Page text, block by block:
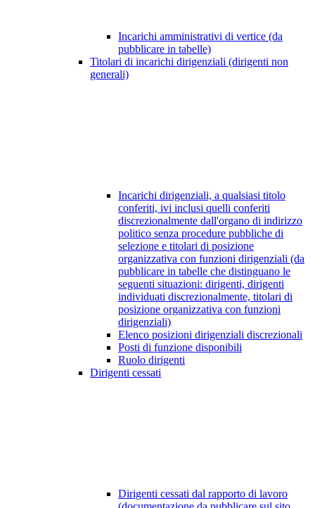
Incarichi amministrativi di vertice (da
pubblicare in tabelle)
Titolari di incarichi dirigenziali (dirigenti non
generali)
Incarichi dirigenziali, a qualsiasi titolo
conferiti, ivi inclusi quelli conferiti
discrezionalmente dall'organo di indirizzo
politico senza procedure pubbliche di
selezione e titolari di posizione
organizzativa con funzioni dirigenziali (da
pubblicare in tabelle che distinguano le
seguenti situazioni: dirigenti, dirigenti
individuati discrezionalmente, titolari di
posizione organizzativa con funzioni
dirigenziali)
Elenco posizioni dirigenziali discrezionali
Posti di funzione disponibili
Ruolo dirigenti
Dirigenti cessati
Dirigenti cessati dal rapporto di lavoro